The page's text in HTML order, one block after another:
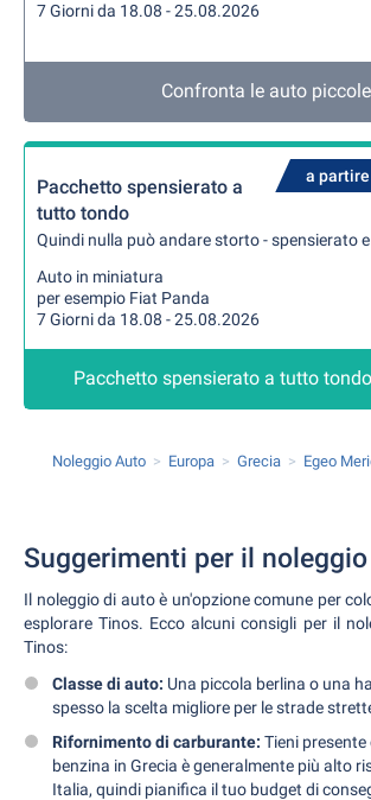
7 Giorni da 18.08 - 25.08.2026
Confronta le auto piccole
a
Pacchetto spensierato a
tutto tondo
Quindi nulla può andare storto - spensierato
Auto in miniatura
per esempio Fiat Panda
7 Giorni da 18.08 - 25.08.2026
Pacchetto spensierato a tutto
Noleggio Auto Europa Grecia Egeo
Suggerimenti per il
Il noleggio di auto è un'opzione comune per
esplorare Tinos. Ecco alcuni consigli per il
Tinos:
Classe di auto: Una piccola berlina o una
spesso la scelta migliore per le strade
Rifornimento di carburante: Tieni presente
benzina in Grecia è generalmente più alto
Italia, quindi pianifica il tuo budget di